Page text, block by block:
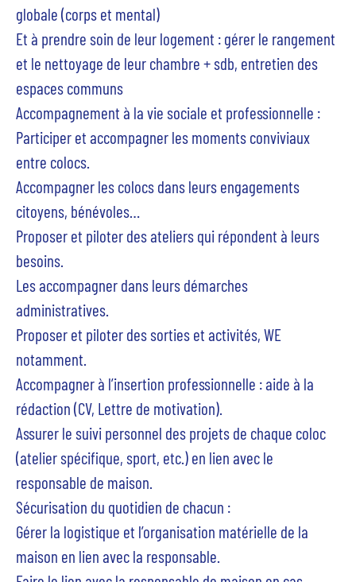
globale (corps et mental)
Et à prendre soin de leur logement : gérer le rangement
et le nettoyage de leur chambre + sdb, entretien des
espaces communs
Accompagnement à la vie sociale et professionnelle :
Participer et accompagner les moments conviviaux
entre colocs.
Accompagner les colocs dans leurs engagements
citoyens, bénévoles…
Proposer et piloter des ateliers qui répondent à leurs
besoins.
Les accompagner dans leurs démarches
administratives.
Proposer et piloter des sorties et activités, WE
notamment.
Accompagner à l’insertion professionnelle : aide à la
rédaction (CV, Lettre de motivation).
Assurer le suivi personnel des projets de chaque coloc
(atelier spécifique, sport, etc.) en lien avec le
responsable de maison.
Sécurisation du quotidien de chacun :
Gérer la logistique et l’organisation matérielle de la
maison en lien avec la responsable.